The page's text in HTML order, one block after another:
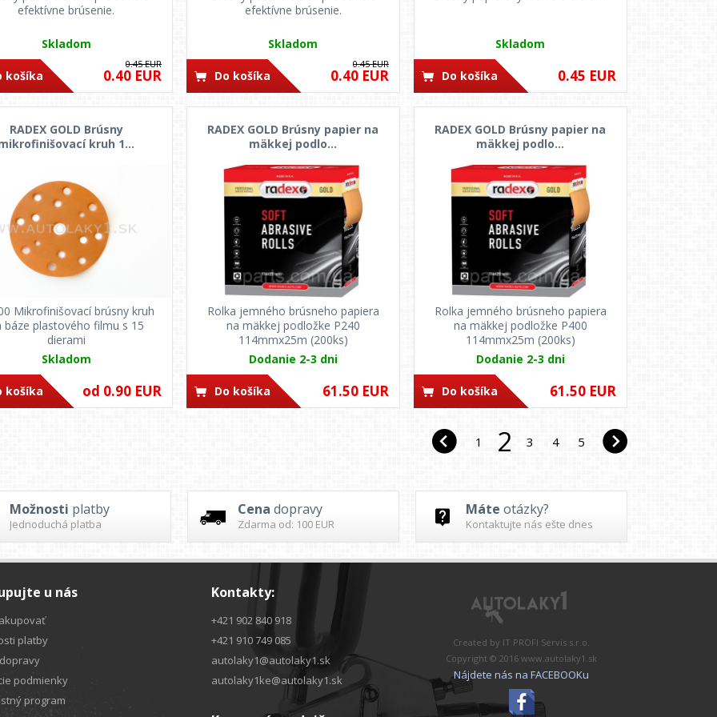
efektívne brúsenie.
Skladom
0.40 EUR
0.45 EUR
košíka
efektívne brúsenie.
Skladom
0.40 EUR
0.45 EUR
Do košíka
Skladom
0.45 EUR
Do košíka
RADEX GOLD Brúsny
kruh 1...
Mikrofinišovací brúsny kruh
báze plastového filmu s 15
dierami
Skladom
od 0.90 EUR
košíka
RADEX GOLD Brúsny papier na
mäkkej podlo...
Rolka jemného brúsneho papiera
na mäkkej podložke P240
114mmx25m (200ks)
Dodanie 2-3 dni
61.50 EUR
Do košíka
RADEX GOLD Brúsny papier na
mäkkej podlo...
Rolka jemného brúsneho papiera
na mäkkej podložke P400
114mmx25m (200ks)
Dodanie 2-3 dni
61.50 EUR
Do košíka
1 2 3 4 5
Možnosti platby
Jednoduchá platba
Cena dopravy
Zdarma od: 100 EUR
Máte otázky?
Kontaktujte nás ešte dnes
u nás
platby
podmienky
program
Kontakty:
+421 902 840 918
+421 910 749 085
autolaky1@autolaky1.sk
autolaky1ke@autolaky1.sk
Created by IT PROFI Servis s.r.o.
Copyright © 2016 www.autolaky1.sk
Nájdete nás na FACEBOOKu